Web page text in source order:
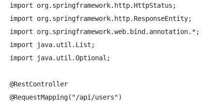
import org.springframework.http.HttpStatus;
import org.springframework.http.ResponseEntity;
import org.springframework.web.bind.annotation.*;
import java.util.List;
import java.util.Optional;
@RestController
@RequestMapping("/api/users")